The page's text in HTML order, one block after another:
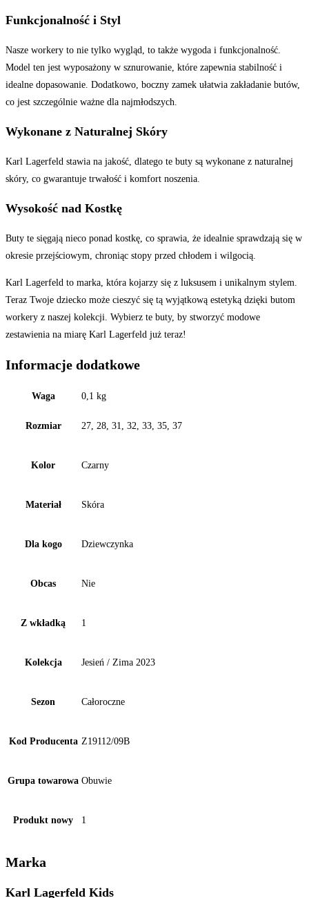
Funkcjonalność i Styl
Nasze workery to nie tylko wygląd, to także wygoda i funkcjonalność.
Model ten jest wyposażony w sznurowanie, które zapewnia stabilność i
idealne dopasowanie. Dodatkowo, boczny zamek ułatwia zakładanie butów,
co jest szczególnie ważne dla najmłodszych.
Wykonane z Naturalnej Skóry
Karl Lagerfeld stawia na jakość, dlatego te buty są wykonane z naturalnej
skóry, co gwarantuje trwałość i komfort noszenia.
Wysokość nad Kostkę
Buty te sięgają nieco ponad kostkę, co sprawia, że idealnie sprawdzają się w
okresie przejściowym, chroniąc stopy przed chłodem i wilgocią.
Karl Lagerfeld to marka, która kojarzy się z luksusem i unikalnym stylem.
Teraz Twoje dziecko może cieszyć się tą wyjątkową estetyką dzięki butom
workery z naszej kolekcji. Wybierz te buty, by stworzyć modowe
zestawienia na miarę Karl Lagerfeld już teraz!
Informacje dodatkowe
Waga 0,1 kg
Rozmiar 27, 28, 31, 32, 33, 35, 37
Kolor Czarny
Materiał Skóra
Dla kogo Dziewczynka
Obcas Nie
Z wkładką 1
Kolekcja Jesień / Zima 2023
Sezon Całoroczne
Kod Producenta Z19112/09B
Grupa towarowa Obuwie
Produkt nowy 1
Marka
Karl Lagerfeld Kids